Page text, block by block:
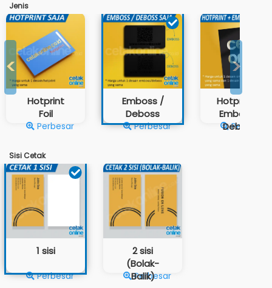
Jenis
<
Hotprint
Foil
Perbesar
Emboss /
Deboss
Perbesar
Hotprint &
Emboss /
Deboss
Perbesar
>
Sisi Cetak
1 sisi
Perbesar
2 sisi
(Bolak-
Balik)
Perbesar